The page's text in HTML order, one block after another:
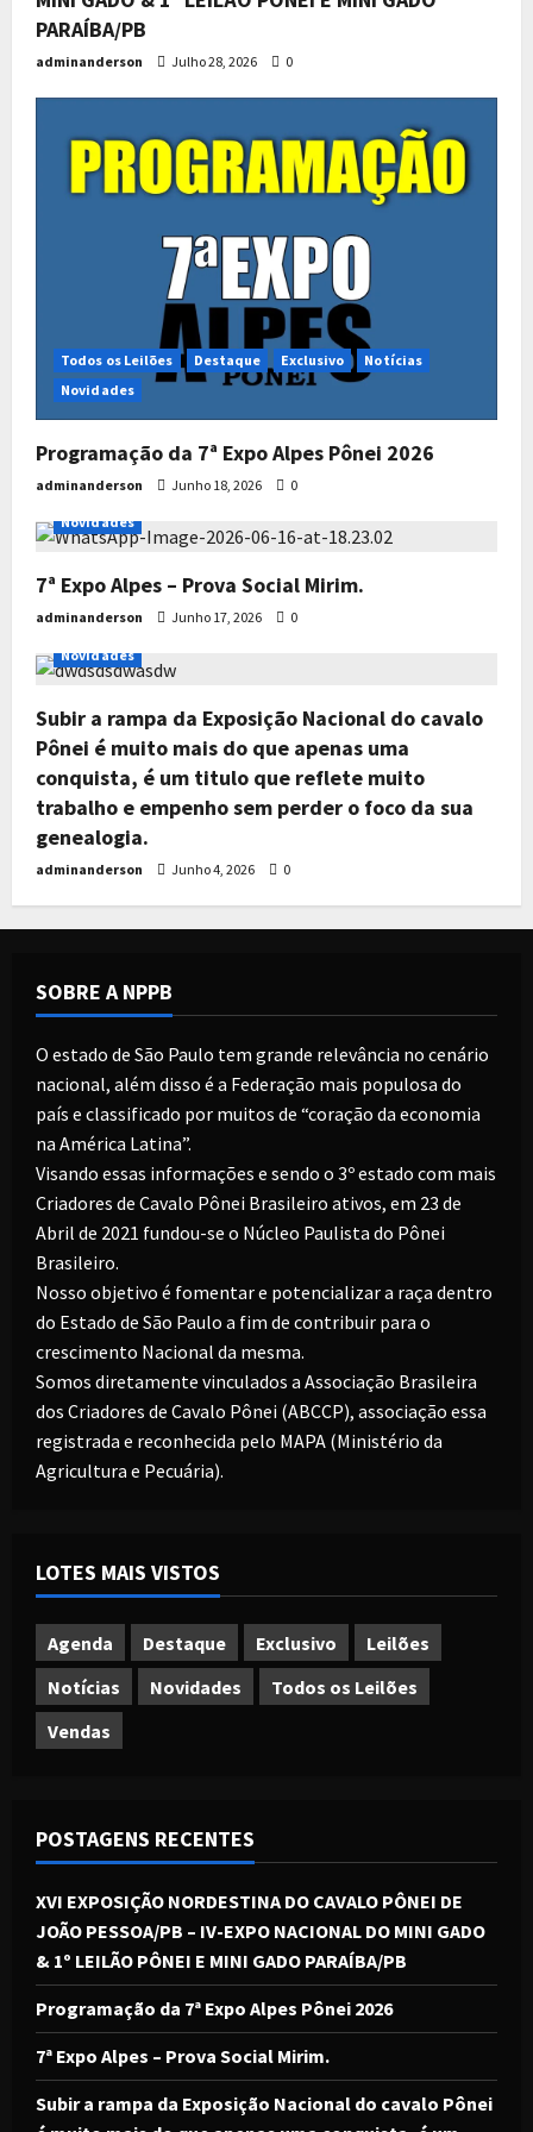
PARAÍBA/PB
adminanderson Julho 28, 2026 0
Todos os Leilões Destaque Exclusivo
Notícias
Novidades
Programação da 7ª Expo Alpes Pônei 2026
adminanderson Junho 18, 2026 0
Todos os Leilões Destaque Exclusivo
Novidades
7ª Expo Alpes – Prova Social Mirim.
adminanderson Junho 17, 2026 0
Todos os Leilões Destaque Exclusivo
Novidades
Subir a rampa da Exposição Nacional do cavalo
Pônei é muito mais do que apenas uma
conquista, é um titulo que reflete muito
trabalho e empenho sem perder o foco da sua
genealogia.
adminanderson Junho 4, 2026 0
SOBRE A NPPB
O estado de São Paulo tem grande relevância no cenário
nacional, além disso é a Federação mais populosa do
país e classificado por muitos de “coração da economia
na América Latina”.
Visando essas informações e sendo o 3º estado com mais
Criadores de Cavalo Pônei Brasileiro ativos, em 23 de
Abril de 2021 fundou-se o Núcleo Paulista do Pônei
Brasileiro.
Nosso objetivo é fomentar e potencializar a raça dentro
do Estado de São Paulo a fim de contribuir para o
crescimento Nacional da mesma.
Somos diretamente vinculados a Associação Brasileira
dos Criadores de Cavalo Pônei (ABCCP), associação essa
registrada e reconhecida pelo MAPA (Ministério da
Agricultura e Pecuária).
LOTES MAIS VISTOS
Agenda Destaque Exclusivo
Leilões
Notícias
Novidades
Todos os Leilões
Vendas
POSTAGENS RECENTES
XVI EXPOSIÇÃO NORDESTINA DO CAVALO PÔNEI DE
JOÃO PESSOA/PB – IV-EXPO NACIONAL DO MINI GADO
& 1º LEILÃO PÔNEI E MINI GADO PARAÍBA/PB
Programação da 7ª Expo Alpes Pônei 2026
7ª Expo Alpes – Prova Social Mirim.
Subir a rampa da Exposição Nacional do cavalo Pônei